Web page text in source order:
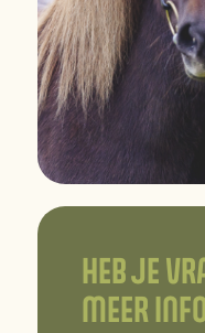
HEB JE
MEER